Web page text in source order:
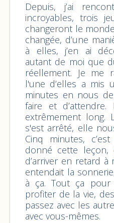
Depuis, j’ai
incroyables, trois
changeront le
changée, d’une
à elles, j’en ai
autant de moi que
réellement. Je me
l'une d’elles a mis
minutes en nous
faire et
extrêmement long.
s'est arrêté, elle
Cinq minutes,
donné cette leçon,
d’arriver en retard
entendait la
à ça. Tout ça pour
profiter de la vie,
passez avec les
avec vous-mêmes.